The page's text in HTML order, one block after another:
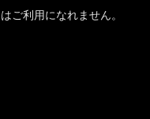
ご利用になれません。